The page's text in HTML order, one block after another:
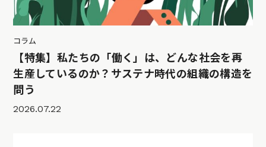
コラム
【特集】私たちの「働く」は、どんな社会を再
生産しているのか？サステナ時代の組織の構造を
問う
2026.07.22